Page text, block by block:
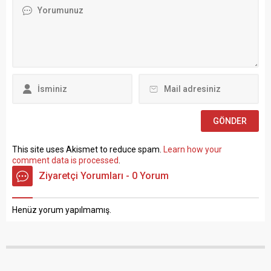
TÜRK-İŞ Genel Merkezinde
Sosyal Çalışmacı; sözlü
This site uses Akismet to reduce spam.
Learn how your
comment data is processed
Ziyaretçi Yorumları - 0 Yorum
Henüz yorum yapılmamış.